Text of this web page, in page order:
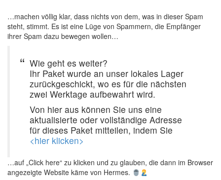
…machen völlig klar, dass nichts von dem, was in dieser Spam
steht, stimmt. Es ist eine Lüge von Spammern, die Empfänger
ihrer Spam dazu bewegen wollen…
Wie geht es weiter?
Ihr Paket wurde an unser lokales Lager
zurückgeschickt, wo es für die nächsten
zwei Werktage aufbewahrt wird.
Von hier aus können Sie uns eine
aktualisierte oder vollständige Adresse
für dieses Paket mitteilen, indem Sie
<hier klicken>
…auf „Click here“ zu klicken und zu glauben, die dann im Browser
angezeigte Website käme von Hermes.